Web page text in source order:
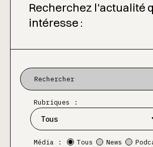
Recherchez l'actualité
intéresse :
Rubriques :
Média : Tous News